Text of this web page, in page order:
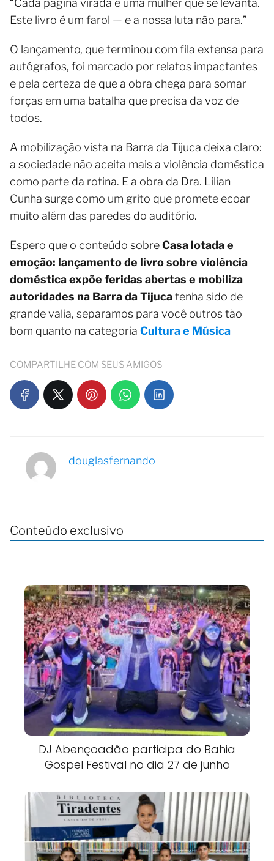
“Cada página virada é uma mulher que se levanta.
Este livro é um farol — e a nossa luta não para.”
O lançamento, que terminou com fila extensa para
autógrafos, foi marcado por relatos impactantes
e pela certeza de que a obra chega para somar
forças em uma batalha que precisa da voz de
todos.
A mobilização vista na Barra da Tijuca deixa claro:
a sociedade não aceita mais a violência doméstica
como parte da rotina. E a obra da Dra. Lilian
Cunha surge como um grito que promete ecoar
muito além das paredes do auditório.
Espero que o conteúdo sobreCasa lotada e
emoção: lançamento de livro sobre violência
doméstica expõe feridas abertas e mobiliza
autoridades na Barra da Tijucatenha sido de
grande valia, separamos para você outros tão
bom quanto na categoria Cultura e Música
COMPARTILHE COM SEUS AMIGOS
douglasfernando
Conteúdo exclusivo
DJ Abençoadão participa do Bahia
Gospel Festival no dia 27 de junho